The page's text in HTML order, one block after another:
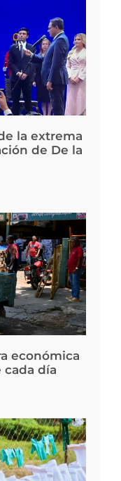
la extrema
de De la
económica
cada día